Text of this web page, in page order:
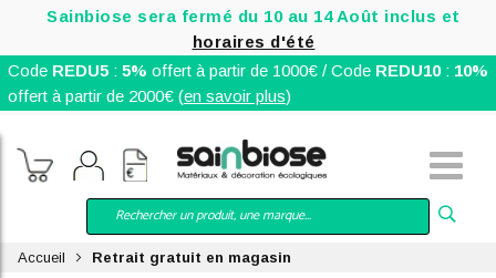
Sainbiose sera fermé du 10 au 14 Août inclus et
horaires d'été
Code REDU5: 5% offert à partir de 1000€ / Code REDU10: 10%
offert à partir de 2000€ (en savoir plus)
Accueil Retrait gratuit en magasin